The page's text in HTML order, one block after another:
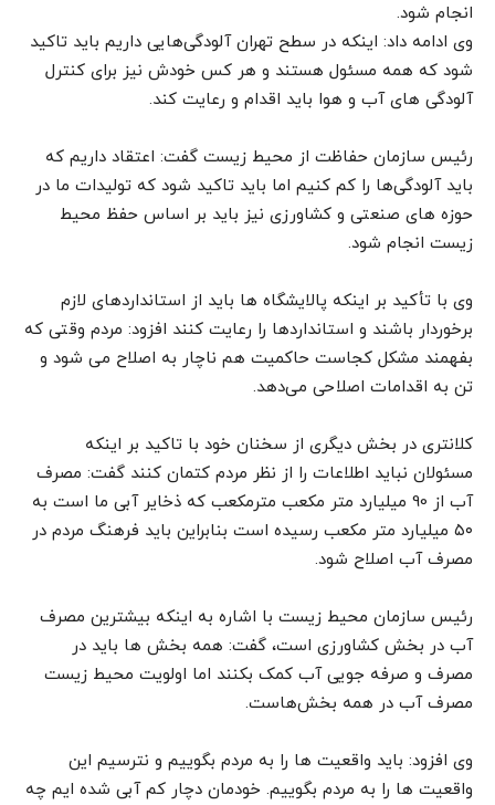
انجام شود.
وی ادامه داد: اینکه در سطح تهران آلودگی‌هایی داریم باید تاکید
شود که همه مسئول هستند و هر کس خودش نیز برای کنترل
آلودگی های آب و هوا باید اقدام و رعایت کند.
رئیس سازمان حفاظت از محیط زیست گفت: اعتقاد داریم که
باید آلودگی‌ها را کم کنیم اما باید تاکید شود که تولیدات ما در
حوزه های صنعتی و کشاورزی نیز باید بر اساس حفظ محیط
زیست انجام شود.
وی با تأکید بر اینکه پالایشگاه ها باید از استانداردهای لازم
برخوردار باشند و استانداردها را رعایت کنند افزود: مردم وقتی که
بفهمند مشکل کجاست حاکمیت هم ناچار به اصلاح می شود و
تن به اقدامات اصلاحی می‌دهد.
کلانتری در بخش دیگری از سخنان خود با تاکید بر اینکه
مسئولان نباید اطلاعات را از نظر مردم کتمان کنند گفت: مصرف
آب از 90 میلیارد متر مکعب مترمکعب که ذخایر آبی ما است به
۵۰ میلیارد متر مکعب رسیده است بنابراین باید فرهنگ مردم در
مصرف آب اصلاح شود.
رئیس سازمان محیط زیست با اشاره به اینکه بیشترین مصرف
آب در بخش کشاورزی است، گفت: همه بخش ها باید در
مصرف و صرفه جویی آب کمک بکنند اما اولویت محیط زیست
مصرف آب در همه بخش‌هاست.
وی افزود: باید واقعیت ها را به مردم بگوییم و نترسیم این
واقعیت ها را به مردم بگوییم. خودمان دچار کم آبی شده ایم چه